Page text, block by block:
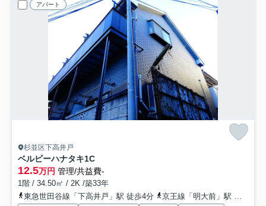
アパート
杉並区下高井戸
ベルビーハナタキ1C
12.5万円 管理/共益費-
1階 / 34.50㎡ / 2K /築33年
東急世田谷線「下高井戸」駅 徒歩4分
京王線「明大前」駅 徒歩14分